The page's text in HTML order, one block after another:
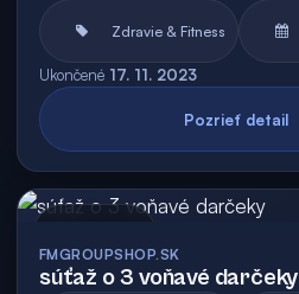
Zdravie & Fitness
Ukončené 17. 11. 2023
Pozrieť detail
FMGROUPSHOP.SK
súťaž o 3 voňavé darčeky